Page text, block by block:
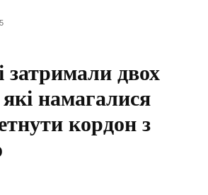
затримали двох
які намагалися
кордон з